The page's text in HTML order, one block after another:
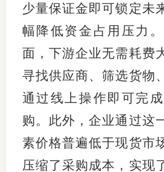
少量保证金即可锁定未
幅降低资金占用压力
面，下游企业无需耗费
寻找供应商、筛选货物
通过线上操作即可完
购。此外，企业通过这
素价格普遍低于现货市
压缩了采购成本，实现